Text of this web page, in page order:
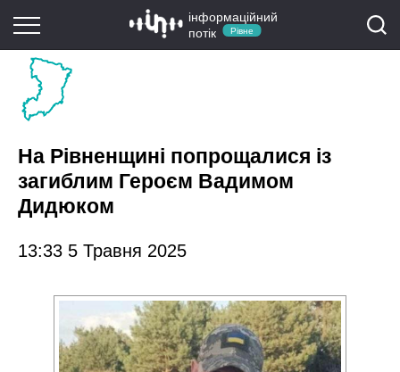
інформаційний
потік
Рівне
На Рівненщині попрощалися із
загиблим Героєм Вадимом
Дидюком
13:33 5 Травня 2025